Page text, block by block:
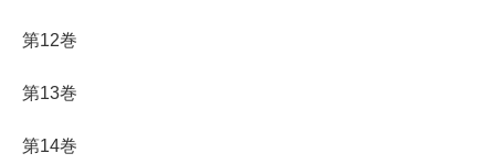
第12巻
第13巻
第14巻